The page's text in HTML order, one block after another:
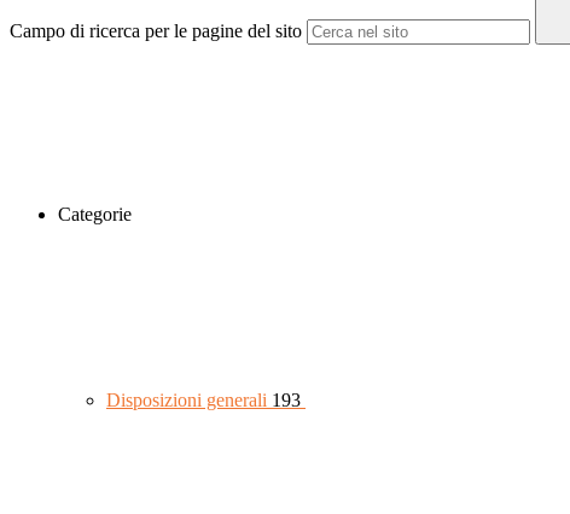
Campo di ricerca per le pagine del sito
Categorie
Disposizioni generali 193